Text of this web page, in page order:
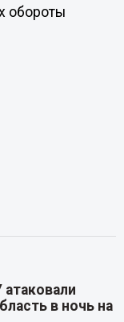
обороты
в ночь на